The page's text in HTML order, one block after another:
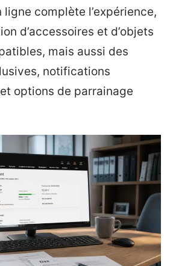
complète l’expérience,
d’accessoires et d’objets
mais aussi des
notifications
options de parrainage